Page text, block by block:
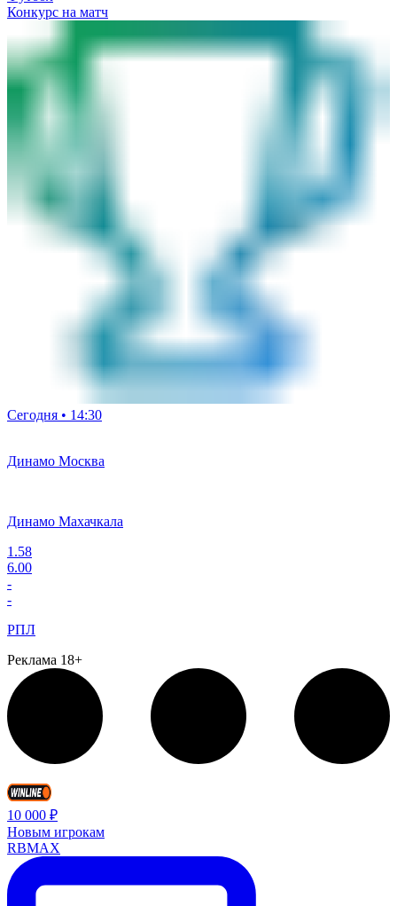
Конкурс на матч
Сегодня • 14:30
Динамо Москва
Динамо Махачкала
1.58
6.00
-
-
РПЛ
Реклама 18+
10 000 ₽
Новым игрокам
RBMAX